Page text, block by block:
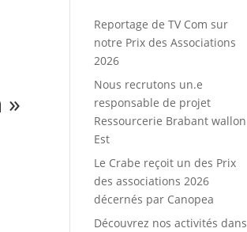
»
Reportage de TV Com sur
notre Prix des Associations
2026
Nous recrutons un.e
responsable de projet
Ressourcerie Brabant wallon
Est
Le Crabe reçoit un des Prix
des associations 2026
décernés par Canopea
Découvrez nos activités dans